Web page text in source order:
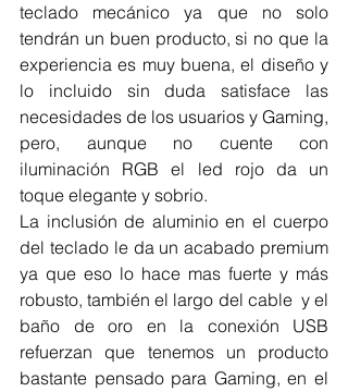
teclado mecánico ya que no solo
tendrán un buen producto, si no que la
experiencia es muy buena, el diseño y
lo incluido sin duda satisface las
necesidades de los usuarios y Gaming,
pero, aunque no cuente con
iluminación RGB el led rojo da un
toque elegante y sobrio.
La inclusión de aluminio en el cuerpo
del teclado le da un acabado premium
ya que eso lo hace mas fuerte y más
robusto, también el largo del cable  y el
baño de oro en la conexión USB
refuerzan que tenemos un producto
bastante pensado para Gaming, en el